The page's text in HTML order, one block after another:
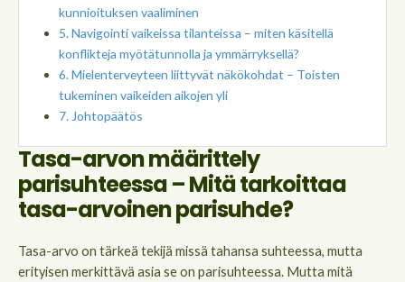
kunnioituksen vaaliminen
Navigointi vaikeissa tilanteissa – miten käsitellä
konflikteja myötätunnolla ja ymmärryksellä?
Mielenterveyteen liittyvät näkökohdat – Toisten
tukeminen vaikeiden aikojen yli
Johtopäätös
Tasa-arvon määrittely
parisuhteessa – Mitä tarkoittaa
tasa-arvoinen parisuhde?
Tasa-arvo on tärkeä tekijä missä tahansa suhteessa, mutta
erityisen merkittävä asia se on parisuhteessa. Mutta mitä